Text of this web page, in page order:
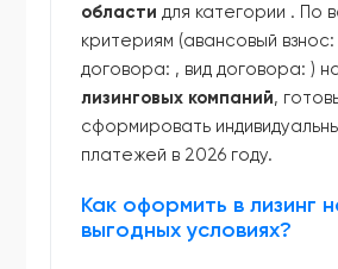
области для категории . По
критериям (авансовый взнос:
договора: , вид договора:)
лизинговых компаний,
сформировать
платежей в 2026 году.
Как оформить в лизинг
выгодных условиях?